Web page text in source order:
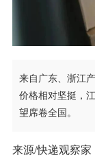
来自广东、浙江
价格相对坚挺，
望席卷全国。
来源/快递观察家